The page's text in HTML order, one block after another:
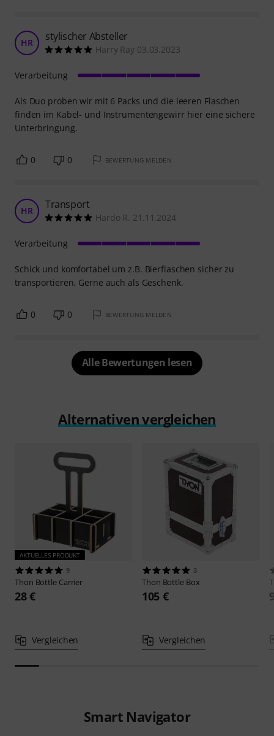
HR stylischer Absteller
Harry Ray 03.03.2023
Als Duo proben wir mit 6 Packs und die leeren Flaschen
finden im Kabel- und Instrumentengewirr hier eine sichere
Unterbringung.
Verarbeitung
0 0 BEWERTUNG MELDEN
HR Transport
Hardo R. 21.11.2024
Schick und komfortabel um z.B. Bierflaschen sicher zu
transportieren. Gerne auch als Geschenk.
Verarbeitung
0 0 BEWERTUNG MELDEN
Alle Bewertungen lesen
Alternativen vergleichen
AKTUELLES PRODUKT
9
Thon Bottle Carrier
28 €
Vergleichen
3
Thon Bottle Box
105 €
Vergleichen
Smart Navigator